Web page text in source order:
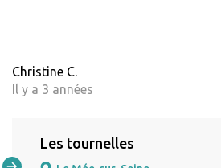
Christine C.
Il y a 3 années
Les tournelles